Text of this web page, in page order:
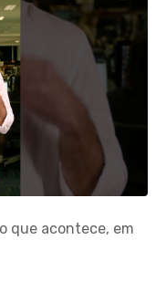
que acontece, em